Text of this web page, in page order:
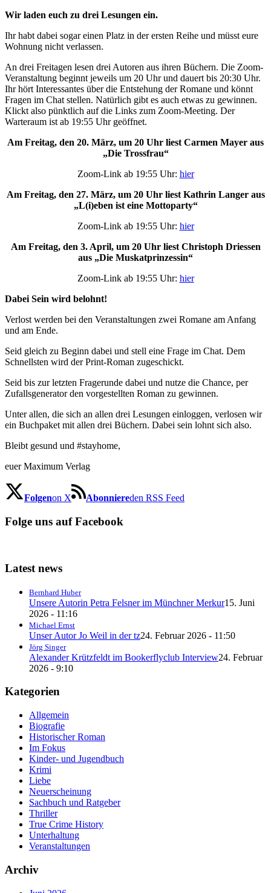
Wir laden euch zu drei Lesungen ein.
Ihr habt dabei sogar einen Platz in der ersten Reihe und müsst eure
Wohnung nicht verlassen.
An drei Freitagen lesen drei Autoren aus ihren Büchern. Die Zoom-
Veranstaltung beginnt jeweils um 20 Uhr und dauert bis 20:30 Uhr.
Ihr hört Interessantes über die Entstehung der Romane und könnt
Fragen im Chat stellen. Natürlich gibt es auch etwas zu gewinnen.
Klickt also pünktlich auf die Links zum Zoom-Meeting. Der
Warteraum ist ab 19:55 Uhr geöffnet.
Am Freitag, den 20. März, um 20 Uhr liest Carmen Mayer aus
„Die Trossfrau“
Zoom-Link ab 19:55 Uhr: hier
Am Freitag, den 27. März, um 20 Uhr liest Kathrin Langer aus
„L(i)eben ist eine Mottoparty“
Zoom-Link ab 19:55 Uhr: hier
Am Freitag, den 3. April, um 20 Uhr liest Christoph Driessen
aus „Die Muskatprinzessin“
Zoom-Link ab 19:55 Uhr: hier
Dabei Sein wird belohnt!
Verlost werden bei den Veranstaltungen zwei Romane am Anfang
und am Ende.
Seid gleich zu Beginn dabei und stell eine Frage im Chat. Dem
Schnellsten wird der Print-Roman zugeschickt.
Seid bis zur letzten Fragerunde dabei und nutze die Chance, per
Zufallsgenerator den vorgestellten Roman zu gewinnen.
Unter allen, die sich an allen drei Lesungen einloggen, verlosen wir
ein Buchpaket mit allen drei Büchern. Dabei sein lohnt sich also.
Bleibt gesund und #stayhome,
euer Maximum Verlag
Folgenon X Abonniereden RSS Feed
Folge uns auf Facebook
Latest news
Bernhard Huber
Unsere Autorin Petra Felsner im Münchner Merkur15. Juni
2026 - 11:16
Michael Ernst
Unser Autor Jo Weil in der tz24. Februar 2026 - 11:50
Jörg Singer
Alexander Krützfeldt im Bookerflyclub Interview24. Februar
2026 - 9:10
Kategorien
Allgemein
Biografie
Historischer Roman
Im Fokus
Kinder- und Jugendbuch
Krimi
Liebe
Neuerscheinung
Sachbuch und Ratgeber
Thriller
True Crime History
Unterhaltung
Veranstaltungen
Archiv